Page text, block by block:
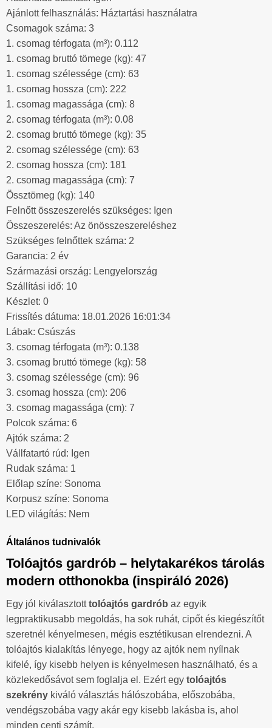
Ajánlott felhasználás: Háztartási használatra
Csomagok száma: 3
1. csomag térfogata (m³): 0.112
1. csomag bruttó tömege (kg): 47
1. csomag szélessége (cm): 63
1. csomag hossza (cm): 222
1. csomag magassága (cm): 8
2. csomag térfogata (m³): 0.08
2. csomag bruttó tömege (kg): 35
2. csomag szélessége (cm): 63
2. csomag hossza (cm): 181
2. csomag magassága (cm): 7
Össztömeg (kg): 140
Felnőtt összeszerelés szükséges: Igen
Összeszerelés: Az önösszeszereléshez
Szükséges felnőttek száma: 2
Garancia: 2 év
Származási ország: Lengyelország
Szállítási idő: 10
Készlet: 0
Frissítés dátuma: 18.01.2026 16:01:34
Lábak: Csúszás
3. csomag térfogata (m³): 0.138
3. csomag bruttó tömege (kg): 58
3. csomag szélessége (cm): 96
3. csomag hossza (cm): 206
3. csomag magassága (cm): 7
Polcok száma: 6
Ajtók száma: 2
Vállfatartó rúd: Igen
Rudak száma: 1
Előlap színe: Sonoma
Korpusz színe: Sonoma
LED világítás: Nem
Általános tudnivalók
Tolóajtós gardrób – helytakarékos tárolás
modern otthonokba (inspiráló 2026)
Egy jól kiválasztotttolóajtós gardrób az egyik
legpraktikusabb megoldás, ha sok ruhát, cipőt és kiegészítőt
szeretnél kényelmesen, mégis esztétikusan elrendezni. A
tolóajtós kialakítás lényege, hogy az ajtók nem nyílnak
kifelé, így kisebb helyen is kényelmesen használható, és a
közlekedősávot sem foglalja el. Ezért egy tolóajtós
szekrény kiváló választás hálószobába, előszobába,
vendégszobába vagy akár egy kisebb lakásba is, ahol
minden centi számít.